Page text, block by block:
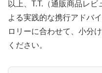
以上、T.T.（通販商品レ
よる実践的な携行アドバ
ロリーに合わせて、小分
ください。